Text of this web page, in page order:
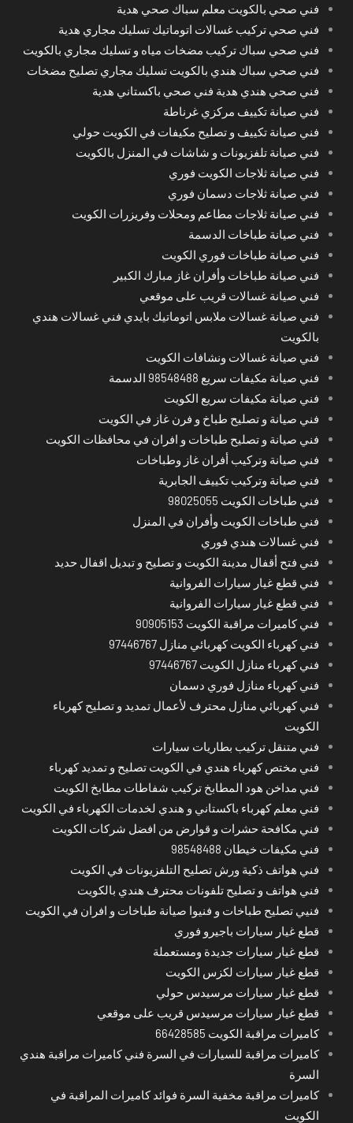
فني صحي بالكويت معلم سباك صحي هدية
فني صحي تركيب غسالات اتوماتيك تسليك مجاري هدية
فني صحي سباك تركيب مضخات مياه و تسليك مجاري بالكويت
فني صحي سباك هندي بالكويت تسليك مجاري تصليح مضخات
فني صحي هندي هدية فني صحي باكستاني هدية
فني صيانة تكييف مركزي غرناطة
فني صيانة تكييف و تصليح مكيفات في الكويت حولي
فني صيانة تلفزيونات و شاشات في المنزل بالكويت
فني صيانة ثلاجات الكويت فوري
فني صيانة ثلاجات دسمان فوري
فني صيانة ثلاجات مطاعم ومحلات وفريزرات الكويت
فني صيانة طباخات الدسمة
فني صيانة طباخات فوري الكويت
فني صيانة طباخات وأفران غاز مبارك الكبير
فني صيانة غسالات قريب على موقعي
فني صيانة غسالات ملابس اتوماتيك بايدي فني غسالات هندي
بالكويت
فني صيانة غسالات ونشافات الكويت
فني صيانة مكيفات سريع 98548488 الدسمة
فني صيانة مكيفات سريع الكويت
فني صيانة و تصليح طباخ و فرن غاز في الكويت
فني صيانة و تصليح طباخات و افران في محافظات الكويت
فني صيانة وتركيب أفران غاز وطباخات
فني صيانة وتركيب تكييف الجابرية
فني طباخات الكويت 98025055
فني طباخات الكويت وأفران في المنزل
فني غسالات هندي فوري
فني فتح أقفال مدينة الكويت و تصليح و تبديل اقفال حديد
فني قطع غيار سيارات الفروانية
فني قطع غيار سيارات الفروانية
فني كاميرات مراقبة الكويت 90905153
فني كهرباء الكويت كهربائي منازل 97446767
فني كهرباء منازل الكويت 97446767
فني كهرباء منازل فوري دسمان
فني كهربائي منازل محترف لأعمال تمديد و تصليح كهرباء
الكويت
فني متنقل تركيب بطاريات سيارات
فني مختص كهرباء هندي في الكويت تصليح و تمديد كهرباء
فني مداخن هود المطابخ تركيب شفاطات مطابخ الكويت
فني معلم كهرباء باكستاني و هندي لخدمات الكهرباء في الكويت
فني مكافحة حشرات و قوارض من افضل شركات الكويت
فني مكيفات خيطان 98548488
فني هواتف ذكية ورش تصليح التلفزيونات في الكويت
فني هواتف و تصليح تلفونات محترف هندي بالكويت
فنيي تصليح طباخات و فنيوا صيانة طباخات و افران في الكويت
قطع غيار سيارات باجيرو فوري
قطع غيار سيارات جديدة ومستعملة
قطع غيار سيارات لكزس الكويت
قطع غيار سيارات مرسيدس حولي
قطع غيار سيارات مرسيدس قريب على موقعي
كاميرات مراقبة الكويت 66428585
كاميرات مراقبة للسيارات في السرة فني كاميرات مراقبة هندي
السرة
كاميرات مراقبة مخفية السرة فوائد كاميرات المراقبة في
الكويت